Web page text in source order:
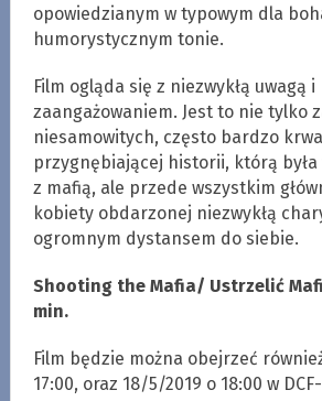
opowiedzianym w typowym dla
humorystycznym tonie.
Film ogląda się z niezwykłą uwagą i
zaangażowaniem. Jest to nie tylko
niesamowitych, często bardzo
przygnębiającej historii, którą
z mafią, ale przede wszystkim
kobiety obdarzonej niezwykłą
ogromnym dystansem do siebie.
Shooting the Mafia/ Ustrzelić
min.
Film będzie można obejrzeć
17:00, oraz 18/5/2019 o 18:00 w